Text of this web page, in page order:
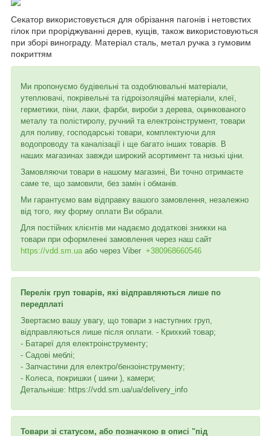
Секатор використовується для обрізання пагонів і нетовстих
гілок при проріджуванні дерев, кущів, також використовуються
при зборі винограду. Матеріал сталь, метал ручка з гумовим
покриттям
Ми пропонуємо будівельні та оздоблювальні матеріали,
утеплювачі, покрівельні та гідроізоляційні матеріали, клеї,
герметики, піни, лаки, фарби, вироби з дерева, оцинкованого
металу та полістиролу, ручний та електроінструмент, товари
для поливу, господарські товари, комплектуючи для
водопроводу та каналізації і ще багато інших товарів. В
наших магазинах завжди широкий асортимент та низькі ціни.
Замовляючи товари в нашому магазині, Ви точно отримаєте
саме те, що замовили, без замін і обманів.
Ми гарантуємо вам відправку вашого замовлення, незалежно
від того, яку форму оплати Ви обрали.
Для постійних клієнтів ми надаємо додаткові знижки на
товари при оформленні замовлення через наш сайт
https://vdd.sm.ua або через Viber +380968660546
Перелік груп товарів, які відправляються лише по
передплаті
Звертаємо вашу увагу, що товари з наступних груп,
відправляються лише після оплати. - Крихкий товар;
- Батареї для електроінструменту;
- Садові меблі;
- Запчастини для електро/бензоінструменту;
- Колеса, покришки ( шини ), камери;
Детальніше: https://vdd.sm.ua/ua/delivery_info
Товари зі статусом, або позначкою в описі "під